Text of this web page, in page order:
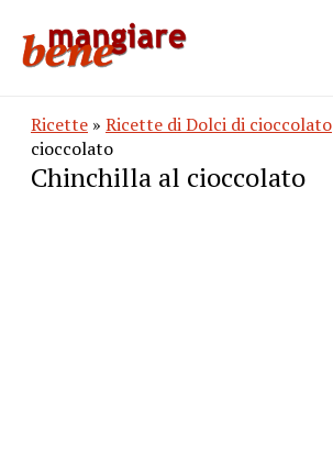
Ricette » Ricette di Dolci di cioccolato
cioccolato
Chinchilla al cioccolato